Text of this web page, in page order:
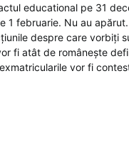
educational pe 31
1 februarie. Nu au apărut.
despre care vorbiți
fi atât de românește
vor fi